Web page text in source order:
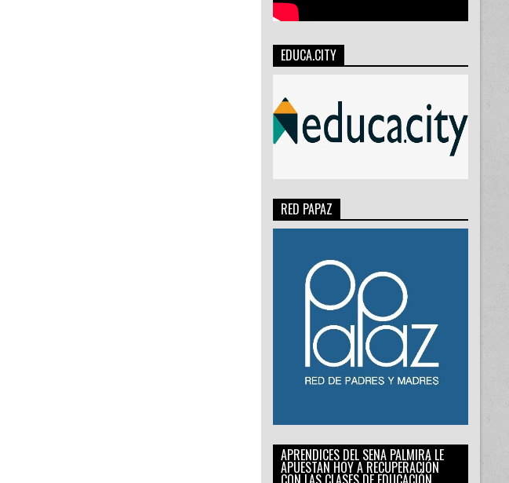
EDUCA.CITY
RED PAPAZ
APRENDICES DEL SENA PALMIRA LE
APUESTAN HOY A RECUPERACIÓN